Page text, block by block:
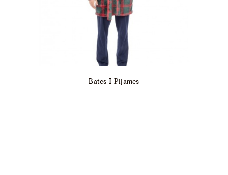
Bates I Pijames